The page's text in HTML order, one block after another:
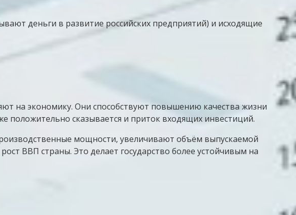
деньги в развитие российских предприятий) и исходящие
на экономику. Они способствуют повышению качества жизни
положительно сказывается и приток входящих инвестиций.
мощности, увеличивают объём выпускаемой
ВВП страны. Это делает государство более устойчивым на